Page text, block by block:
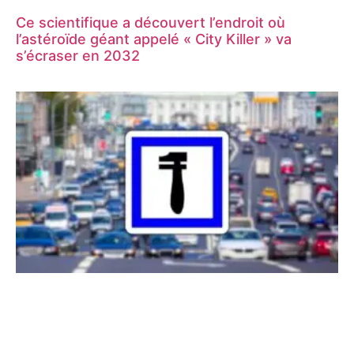
Ce scientifique a découvert l’endroit où
l’astéroïde géant appelé « City Killer » va
s’écraser en 2032